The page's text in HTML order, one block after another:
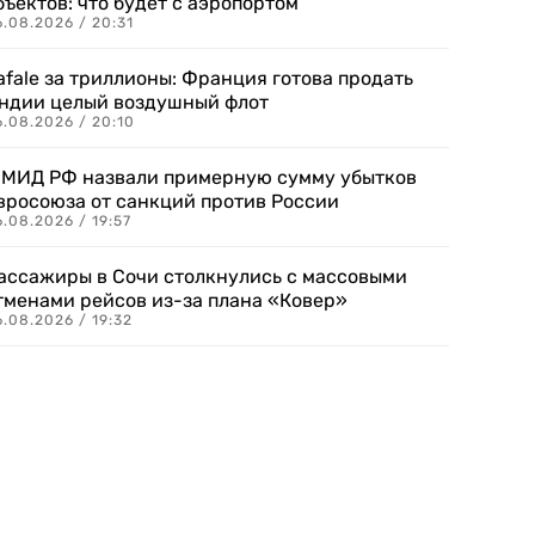
/ 20:31
за триллионы: Франция готова продать
целый воздушный флот
/ 20:10
РФ назвали примерную сумму убытков
от санкций против России
/ 19:57
в Сочи столкнулись с массовыми
рейсов из-за плана «Ковер»
/ 19:32